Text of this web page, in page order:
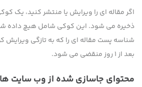
اگر مقاله ای را ویرایش یا منتشر کنید، یک
ذخیره می شود. این کوکی شامل هیچ داده
شناسه پست مقاله ای را که به تازگی ویرایش
بعد از 1 روز منقضی می شود.
محتوای جاسازی شده از وب سایت